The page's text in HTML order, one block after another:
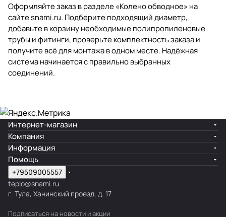
Оформляйте заказ в разделе«Колено обводное» на
сайтеsnami.ru. Подберите подходящий диаметр,
добавьте в корзину необходимыеполипропиленовые
трубы и фитинги, проверьте комплектность заказа и
получите всё для монтажа в одном месте. Надёжная
система начинается с правильно выбранных
соединений.
Интернет-магазин
Компания
Информация
Помощь
+79509005557
teplo@snami.ru
г. Тула, Ханинский проезд, д. 17
Подписаться на новости и акции